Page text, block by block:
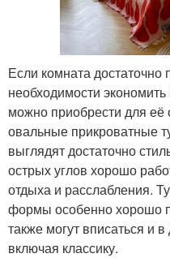
Если комната достаточно
необходимости
можно приобрести для её
овальные прикроватные
выглядят достаточно
острых углов хорошо
отдыха и расслабления.
формы особенно хорошо
также могут вписаться и
включая классику.